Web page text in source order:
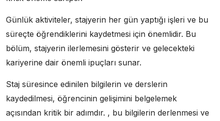
Günlük aktiviteler, stajyerin her gün yaptığı işleri ve bu
süreçte öğrendiklerini kaydetmesi için önemlidir. Bu
bölüm, stajyerin ilerlemesini gösterir ve gelecekteki
kariyerine dair önemli ipuçları sunar.
Staj süresince edinilen bilgilerin ve derslerin
kaydedilmesi, öğrencinin gelişimini belgelemek
açısından kritik bir adımdır. , bu bilgilerin derlenmesi ve